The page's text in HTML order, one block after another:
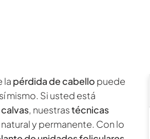
la pérdida de cabello puede
mismo. Si usted está
, nuestrastécnicas
y permanente. Con lo